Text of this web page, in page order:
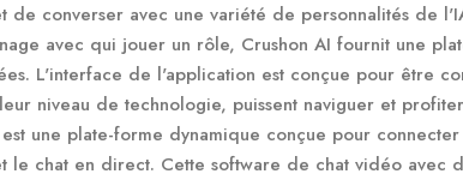
de converser avec une variété de personnalités de
avec qui jouer un rôle, Crushon AI fournit une
L'interface de l'application est conçue pour être
niveau de technologie, puissent naviguer et
une plate-forme dynamique conçue pour
le chat en direct. Cette software de chat vidéo avec